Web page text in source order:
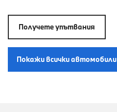
Получете упътвания
Покажи всички автомобили